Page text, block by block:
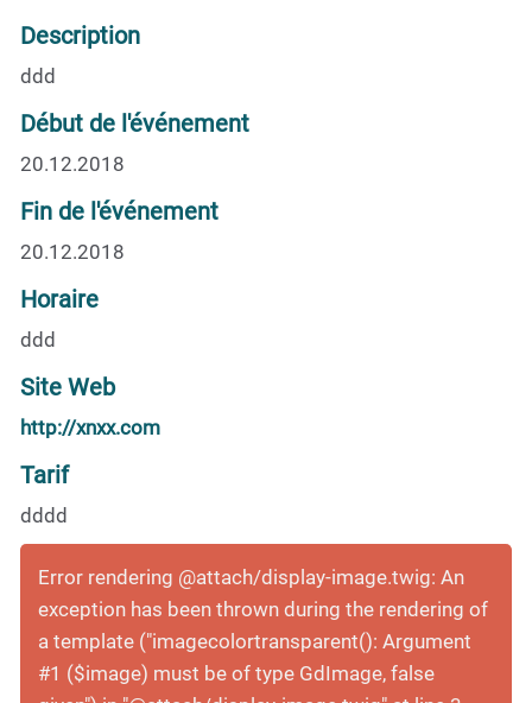
Description
ddd
Début de l'événement
20.12.2018
Fin de l'événement
20.12.2018
Horaire
ddd
Site Web
http://xnxx.com
Tarif
dddd
Error rendering @attach/display-image.twig: An
exception has been thrown during the rendering of
a template ("imagecolortransparent(): Argument
#1 ($image) must be of type GdImage, false